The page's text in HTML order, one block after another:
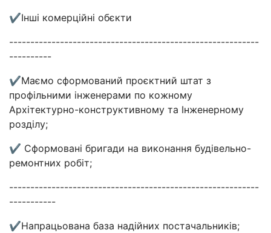
✔Інші комерційні обєкти
-----------------------------------------------------------
----------
✔Маємо сформований проєктний штат з
профільними інженерами по кожному
Архітектурно-конструктивному та Інженерному
розділу;
✔ Сформовані бригади на виконання будівельно-
ремонтних робіт;
-----------------------------------------------------------
-----------
✔Напрацьована база надійних постачальників;